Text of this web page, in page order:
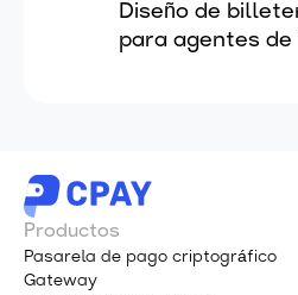
Diseño de
para agentes de
Productos
Pasarela de pago criptográfico
Gateway